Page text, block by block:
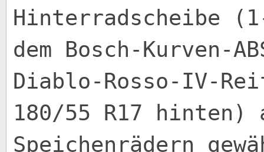
Hinterradscheibe
dem Bosch-Kurven-
Diablo-Rosso-IV-
180/55 R17 hinten)
Speichenrädern